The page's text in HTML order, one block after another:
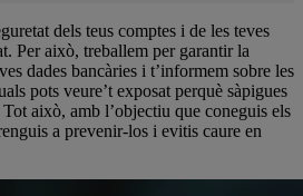
dels teus comptes i de les teves
Per això, treballem per garantir la
dades bancàries i t’informem sobre les
pots veure’t exposat perquè sàpigues
això, amb l’objectiu que coneguis els
a prevenir-los i evitis caure en